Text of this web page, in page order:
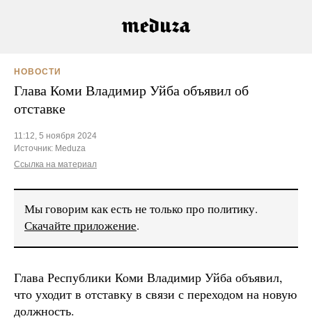
НОВОСТИ
Глава Коми Владимир Уйба объявил об
отставке
11:12, 5 ноября 2024
Источник: Meduza
Ссылка на материал
Мы говорим как есть не только про политику.
Скачайте приложение.
Глава Республики Коми Владимир Уйба объявил,
что уходит в отставку в связи с переходом на новую
должность.